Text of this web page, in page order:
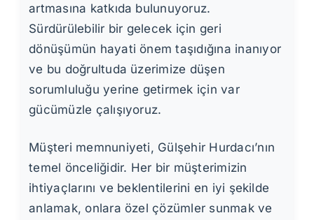
artmasına katkıda bulunuyoruz.
Sürdürülebilir bir gelecek için geri
dönüşümün hayati önem taşıdığına inanıyor
ve bu doğrultuda üzerimize düşen
sorumluluğu yerine getirmek için var
gücümüzle çalışıyoruz.
Müşteri memnuniyeti, Gülşehir Hurdacı’nın
temel önceliğidir. Her bir müşterimizin
ihtiyaçlarını ve beklentilerini en iyi şekilde
anlamak, onlara özel çözümler sunmak ve